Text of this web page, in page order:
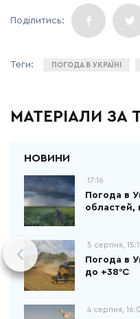
ПОГОДА В УКРАЇНІ
МАТЕРІАЛИ ЗА
17:16
Погода в
областей,
5 серпня,
Погода в
до +38°С
4 серпня,